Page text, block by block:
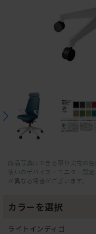
商品写真はできる限り実物の
使いのデバイス・モニター設
が異なる場合がございます。
カラーを選択
ライトインディゴ